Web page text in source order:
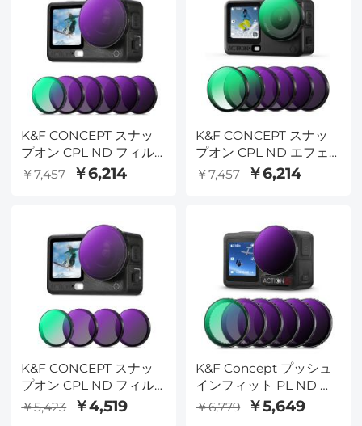
K&F CONCEPT スナッ
プオン CPL ND フィル
ターキット DJI Osmo
Action 6用、6個パック
ND64 ND256 Action 6
フィルター、ニュートラ
ルデンシティ偏光アクシ
ョンカメラアクセサリ
ー、マルチコートHD光
学ガラス
￥7,457 ￥6,214
K&F CONCEPT スナッ
プオン CPL ND エフェ
クトフィルターキット
DJI Osmo Action 6対
ブラック拡散 1/4 フィル
ター HD 光学ガラス/マ
ルチコーティング アク
ションカメラアクセサリ
ー
￥7,457 ￥6,214
K&F CONCEPT スナッ
プオン CPL ND フィル
ターキット DJI Osmo
￥5,423 ￥4,519
K&F Concept プッシュ
インフィット PL ND フ
ィルター DJI Osmo
￥6,779 ￥5,649